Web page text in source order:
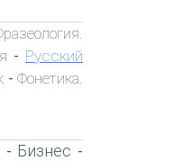
- Русский
- Фонетика.
- Бизнес -